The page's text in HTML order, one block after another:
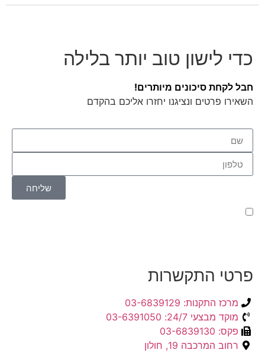
כדי לישון טוב יותר בלילה
חבל לקחת סיכונים מיותרים!
השאירו פרטים ונציגנו יחזרו אליכם בהקדם
שליחה
פרטי התקשרות
מרכז התקנות: 03-6839129
מוקד מבצעי 24/7: 03-6391050
פקס: 03-6839130
רחוב המרכבה 19, חולון